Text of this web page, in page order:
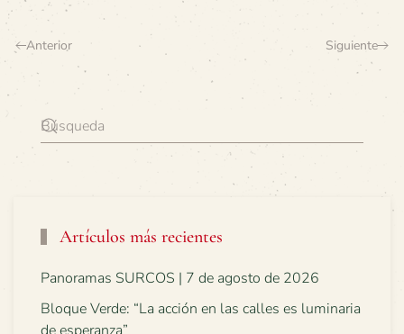
Anterior Siguiente
Artículos más recientes
Panoramas SURCOS | 7 de agosto de 2026
Bloque Verde: “La acción en las calles es luminaria